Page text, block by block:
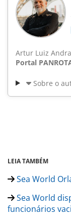
Artur Luiz
Portal
Sobre o
LEIA TAMBÉM
Sea World
Sea World
funcionários